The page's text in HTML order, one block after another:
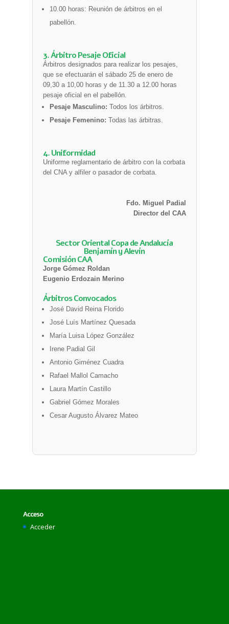
10.00 horas: Reunión de árbitros en el
pabellón.
3. Árbitro Pesaje Oficial
Árbitros designados para realizar los pesajes,
que se efectuarán el sábado 25 de enero de
09,30 a 10,00 horas y de 11.30 a 12.00 horas
pesaje oficial en el pabellón.
Pesaje Masculino: Todos los árbitros.
Pesaje Femenino: Todas las árbitras.
4. Uniformidad
Uniforme reglamentario de árbitro con la corbata
del CNA y alfiler o pasador de corbata.
Fdo. Miguel Padial
Director del CAA
Sector Oriental Copa de Andalucía
Benjamín y Alevín
Comisión CAA
Jorge Gómez Roldan
Eugenio Erdozain Merino
Árbitros Convocados
José David Reina Florido
José Luís Martínez Quesada
María Luisa López González
Irene Padial Gil
Antonio Giménez Cuadra
Rafael Mallol Camacho
Laura Martín Castillo
Gabriel Gómez Morales
Cesar Augusto Álvarez Mateo
Acceso
Acceder